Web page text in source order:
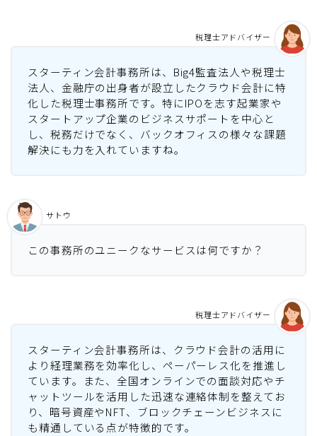
スターティン会計事務所は、Big4監査法人や税理士
法人、金融庁の出身者が設立したクラウド会計に特
化した税理士事務所です。特にIPOを志す起業家や
スタートアップ企業のビジネスサポートを中心と
し、税務だけでなく、バックオフィスの様々な課題
解決にも力を入れていますね。
税理士アドバイザー
この事務所のユニークなサービスは何ですか？
サトウ
スターティン会計事務所は、クラウド会計の活用に
より経理業務を効率化し、ペーパーレス化を推進し
ています。また、全国オンラインでの面談対応やチ
ャットツールを活用した迅速な連絡体制を整えてお
り、暗号資産やNFT、ブロックチェーンビジネスに
も精通している点が特徴的です。
税理士アドバイザー